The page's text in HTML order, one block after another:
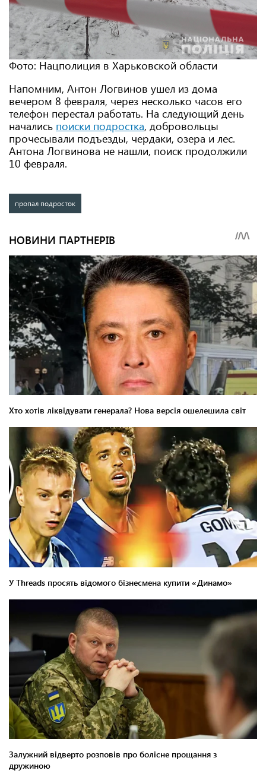
Фото: Нацполиция в Харьковской области
Напомним, Антон Логвинов ушел из дома
вечером 8 февраля, через несколько часов его
телефон перестал работать. На следующий день
начались поиски подростка, добровольцы
прочесывали подъезды, чердаки, озера и лес.
Антона Логвинова не нашли, поиск продолжили
10 февраля.
пропал подросток